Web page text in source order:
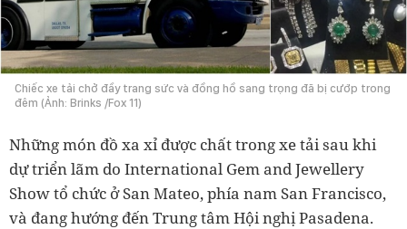
Chiếc xe tải chở đầy trang sức và đồng hồ sang trọng đã bị cướp trong
đêm (Ảnh: Brinks /Fox 11)
Những món đồ xa xỉ được chất trong xe tải sau khi
dự triển lãm do International Gem and Jewellery
Show tổ chức ở San Mateo, phía nam San Francisco,
và đang hướng đến Trung tâm Hội nghị Pasadena.